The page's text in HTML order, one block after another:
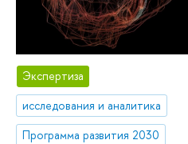
Экспертиза
исследования и аналитика
Программа развития 2030